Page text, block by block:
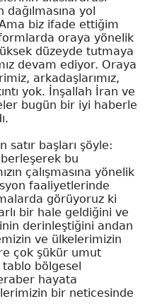
yol
biz ifade ettiğim
oraya yönelik
düzeyde tutmaya
devam ediyor. Oraya
arkadaşlarımız,
yok. İnşallah İran ve
bugün bir iyi haberle
satır başları şöyle:
bu
çalışmasına yönelik
faaliyetlerinde
görüyoruz ki
bir hale geldiğini ve
derinleştiğini andan
ve ülkelerimizin
çok şükür umut
bölgesel
hayata
bir neticesinde